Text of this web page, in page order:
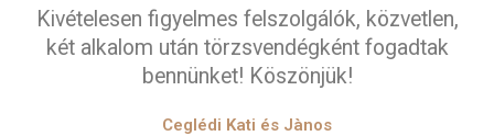
Kivételesen figyelmes felszolgálók, közvetlen,
két alkalom után törzsvendégként fogadtak
bennünket! Köszönjük!
Ceglédi Kati és Jànos